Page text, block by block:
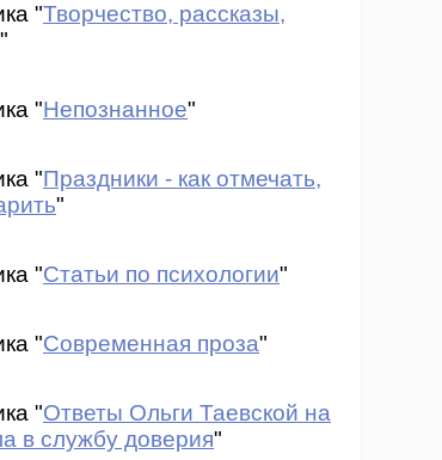
"Творчество, рассказы,
"
"Непознанное"
"Праздники - как отмечать,
"
"Статьи по психологии"
"Современная проза"
"Ответы Ольги Таевской на
в службу доверия"